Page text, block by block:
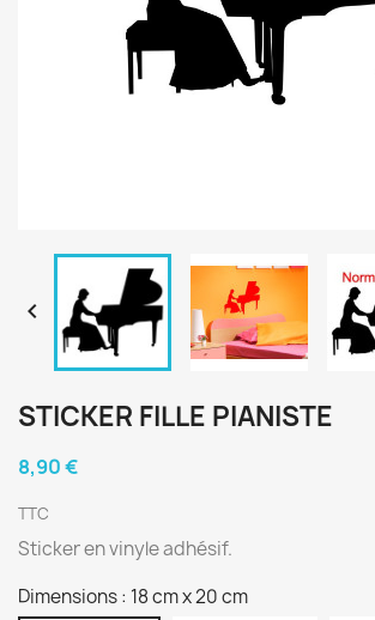

STICKER FILLE PIANISTE
8,90 €
TTC
Sticker en vinyle adhésif.
Dimensions : 18 cm x 20 cm